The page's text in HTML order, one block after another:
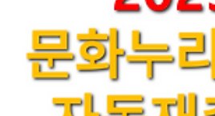
차 해소와 삶의 질 향상.2. 지원 대상: 기초생활수
상).3. 2025년 지원 금액: 1인당 연간 14만 원.4.
도서 구매 등 문화 활동.국내 여행 및 숙박.스포츠
용...